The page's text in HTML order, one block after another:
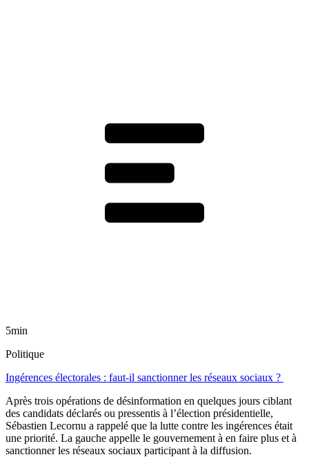
5min
Politique
Ingérences électorales : faut-il sanctionner les réseaux sociaux ?
Après trois opérations de désinformation en quelques jours ciblant
des candidats déclarés ou pressentis à l’élection présidentielle,
Sébastien Lecornu a rappelé que la lutte contre les ingérences était
une priorité. La gauche appelle le gouvernement à en faire plus et à
sanctionner les réseaux sociaux participant à la diffusion.